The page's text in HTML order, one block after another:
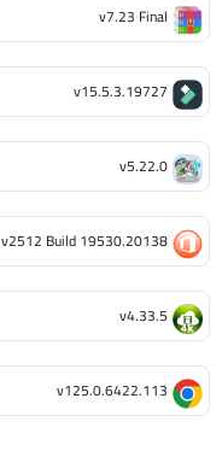
v7.23 Final
v15.5.3.19727
v5.22.0
v2512 Build 19530.20138
v4.33.5
v125.0.6422.113